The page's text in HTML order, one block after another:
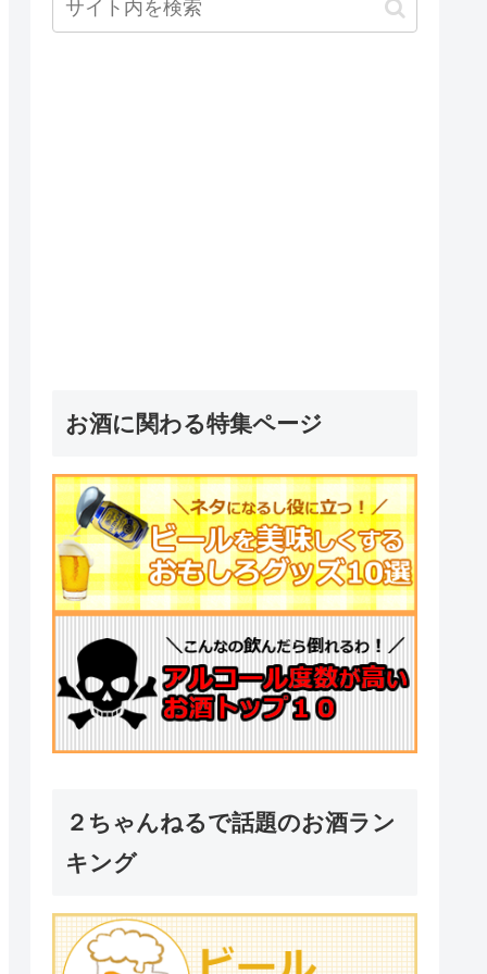
お酒に関わる特集ページ
２ちゃんねるで話題のお酒ラン
キング